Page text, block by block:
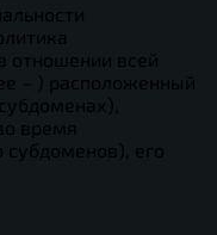
отношении всей
– ) расположенный
время
субдоменов), его